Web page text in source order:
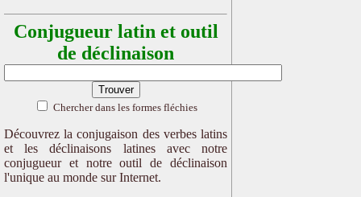
Conjugueur latin et outil
de déclinaison
Chercher dans les formes fléchies
Découvrez la conjugaison des verbes latins
et les déclinaisons latines avec notre
conjugueur et notre outil de déclinaison
l'unique au monde sur Internet.